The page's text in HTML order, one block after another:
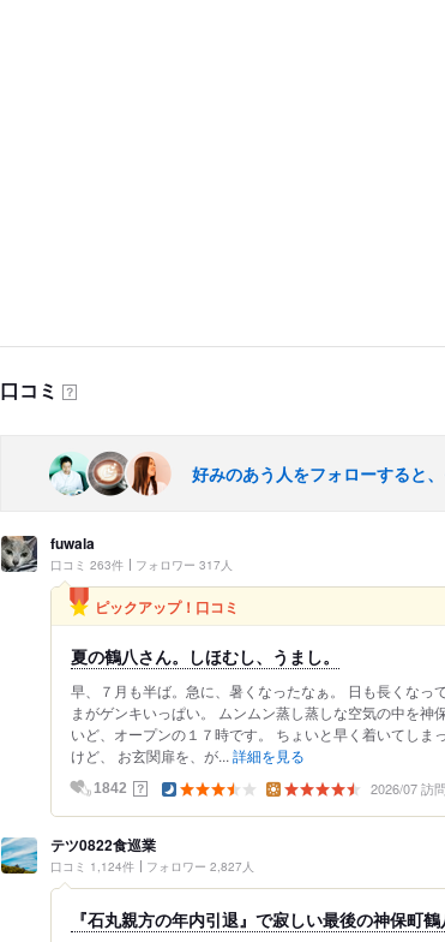
口コミ ？
好みのあう人をフォローすると
fuwala
口コミ 263件 フォロワー 317人
ピックアップ！口コミ
夏の鶴八さん。しほむし、うまし。
早、７月も半ば。急に、暑くなったなぁ。 日も長くなっ
まがゲンキいっぱい。 ムンムン蒸し蒸しな空気の中を神
いど、オープンの１７時です。 ちょいと早く着いてしま
けど、 お玄関扉を、が... 詳細を見る
1842 ？ 2026/07 訪問
テツ0822食巡業
口コミ 1,124件 フォロワー 2,827人
『石丸親方の年内引退』で寂しい最後の神保町